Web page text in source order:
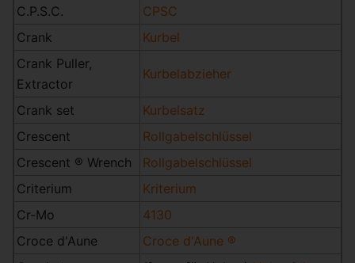
C.P.S.C.
CPSC
Crank
Kurbel
Crank Puller,
Extractor
Kurbelabzieher
Crank set
Kurbelsatz
Crescent
Rollgabelschlüssel
Crescent ® Wrench
Rollgabelschlüssel
Criterium
Kriterium
Cr-Mo
4130
Croce d'Aune
Croce d'Aune ®